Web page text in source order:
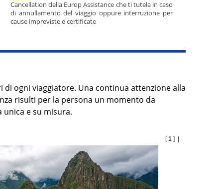
ogni viaggiatore. Una continua attenzione alla
risulti per la persona un momento da
unica e su misura.
Cancellation della Europ Assistance che ti tutela in caso
di annullamento del viaggio oppure interruzione per
cause impreviste e certificate
[1 ] |